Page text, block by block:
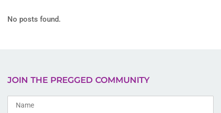
No posts found.
JOIN THE PREGGED COMMUNITY